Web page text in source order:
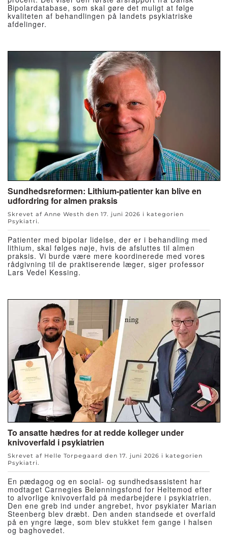
Bipolardatabase, som skal gøre det muligt at følge
kvaliteten af behandlingen på landets psykiatriske
afdelinger.
Sundhedsreformen: Lithium-patienter kan blive en
udfordring for almen praksis
Skrevet af Anne Westh den 17. juni 2026 i kategorien
Psykiatri .
Patienter med bipolar lidelse, der er i behandling med
lithium, skal følges nøje, hvis de afsluttes til almen
praksis. Vi burde være mere koordinerede med vores
rådgivning til de praktiserende læger, siger professor
Lars Vedel Kessing.
To ansatte hædres for at redde kolleger under
knivoverfald i psykiatrien
Skrevet af Helle Torpegaard den 17. juni 2026 i kategorien
Psykiatri.
En pædagog og en social- og sundhedsassistent har
modtaget Carnegies Belønningsfond for Heltemod efter
to alvorlige knivoverfald på medarbejdere i psykiatrien.
Den ene greb ind under angrebet, hvor psykiater Marian
Steenberg blev dræbt. Den anden standsede et overfald
på en yngre læge, som blev stukket fem gange i halsen
og baghovedet.